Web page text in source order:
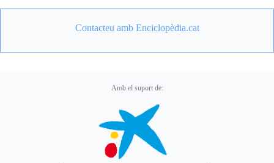
Contacteu amb Enciclopèdia.cat
Amb el suport de: